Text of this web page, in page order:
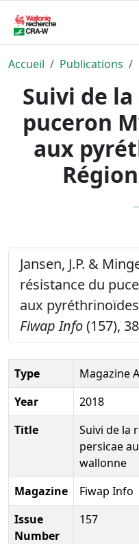
Accueil Publications
Suivi de
puceron
aux
Jansen, J.P. &
résistance du
aux
Fiwap Info(157),
Type
Magazine
Year
2018
Title
Suivi de la
persicae
wallonne
Magazine
Fiwap Info
Issue
Number
157